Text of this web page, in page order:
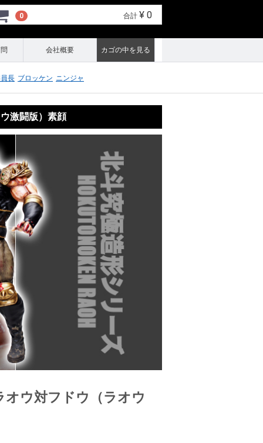
0 合計 ¥ 0
会社概要 カゴの中を見る
長 ブロッケン ニンジャ
激闘版）素顔
ウ対フドウ（ラオウ